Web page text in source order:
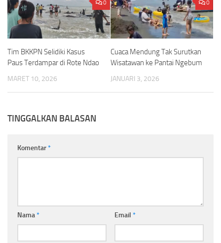
0
Tim BKKPN Selidiki Kasus
Paus Terdampar di Rote Ndao
MARET 10, 2026
0
Cuaca Mendung Tak Surutkan
Wisatawan ke Pantai Ngebum
JANUARI 3, 2026
TINGGALKAN BALASAN
Komentar*
Nama* Email *